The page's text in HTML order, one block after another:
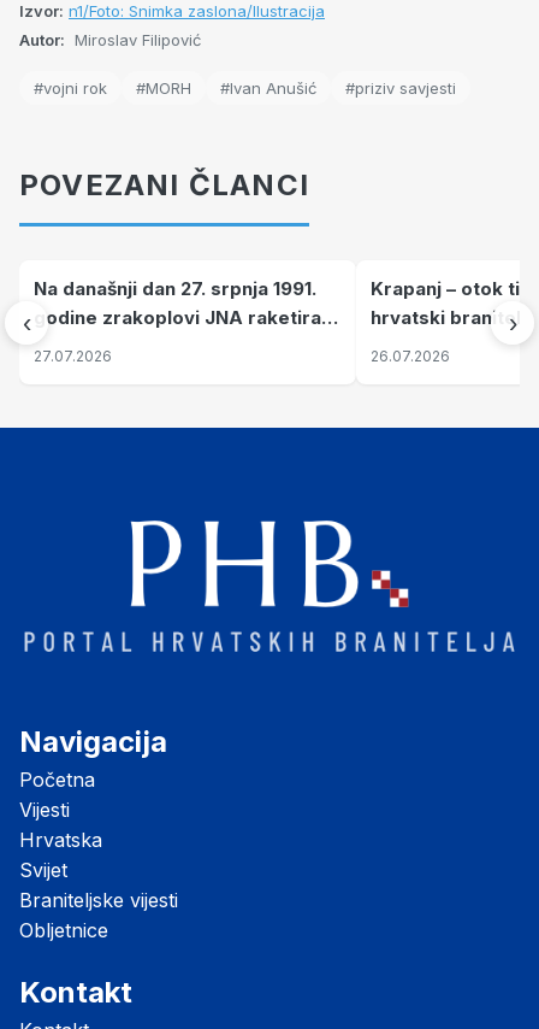
Izvor: n1/Foto: Snimka zaslona/Ilustracija
Autor: Miroslav Filipović
#vojni rok #MORH #Ivan Anušić #priziv savjesti
POVEZANI ČLANCI
‹
Na današnji dan 27. srpnja 1991.
godine zrakoplovi JNA raketirali
su vojarnu i obučni centar "Nikola
27.07.2026
Krapanj – otok
hrvatski branitelji
pronalaze mir
26.07.2026
›
Navigacija
Početna
Vijesti
Hrvatska
Svijet
Braniteljske vijesti
Obljetnice
Kontakt